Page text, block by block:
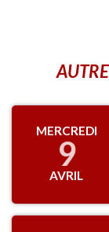
MERCREDI
9
AVRIL